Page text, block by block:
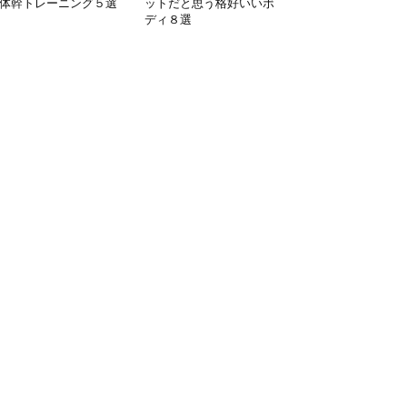
幹トレーニング５選
ットだと思う格好いいボ
ディ８選